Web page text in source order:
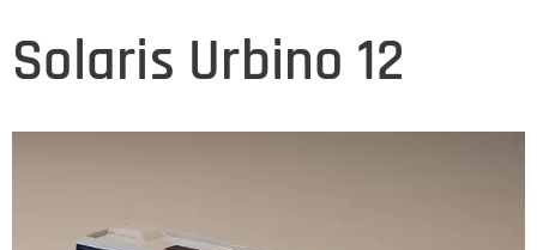
Solaris Urbino 12